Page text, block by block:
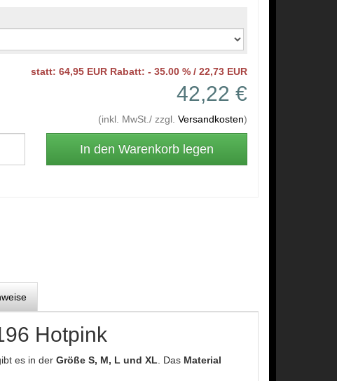
statt: 64,95 EUR Rabatt: - 35.00 % / 22,73 EUR
42,22 €
(inkl. MwSt./ zzgl. Versandkosten)
Hotpink
es in der Größe S, M, L und XL . Das Material